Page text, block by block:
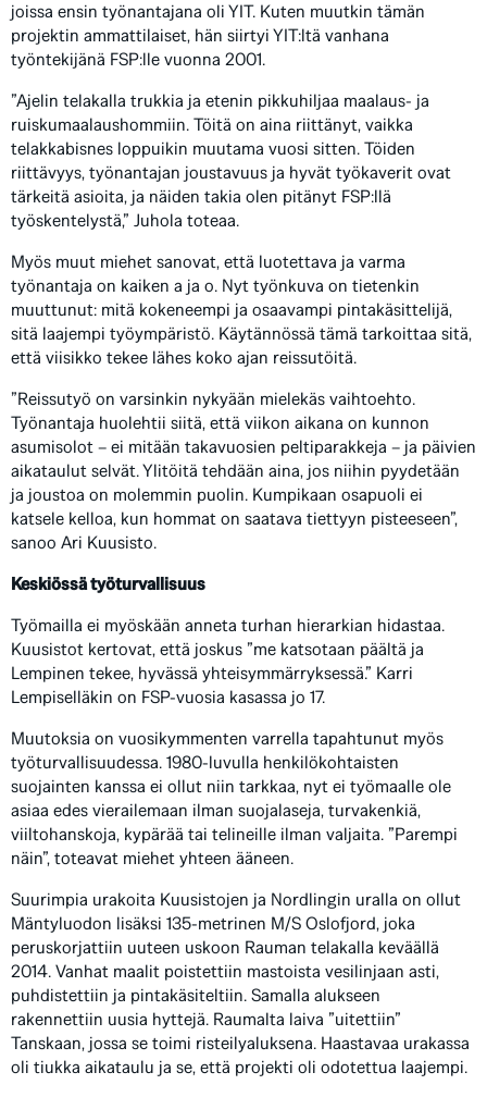
joissa ensin työnantajana oli YIT. Kuten muutkin tämän
projektin ammattilaiset, hän siirtyi YIT:ltä vanhana
työntekijänä FSP:lle vuonna 2001.
”Ajelin telakalla trukkia ja etenin pikkuhiljaa maalaus- ja
ruiskumaalaushommiin. Töitä on aina riittänyt, vaikka
telakkabisnes loppuikin muutama vuosi sitten. Töiden
riittävyys, työnantajan joustavuus ja hyvät työkaverit ovat
tärkeitä asioita, ja näiden takia olen pitänyt FSP:llä
työskentelystä,” Juhola toteaa.
Myös muut miehet sanovat, että luotettava ja varma
työnantaja on kaiken a ja o. Nyt työnkuva on tietenkin
muuttunut: mitä kokeneempi ja osaavampi pintakäsittelijä,
sitä laajempi työympäristö. Käytännössä tämä tarkoittaa sitä,
että viisikko tekee lähes koko ajan reissutöitä.
”Reissutyö on varsinkin nykyään mielekäs vaihtoehto.
Työnantaja huolehtii siitä, että viikon aikana on kunnon
asumisolot – ei mitään takavuosien peltiparakkeja – ja päivien
aikataulut selvät. Ylitöitä tehdään aina, jos niihin pyydetään
ja joustoa on molemmin puolin. Kumpikaan osapuoli ei
katsele kelloa, kun hommat on saatava tiettyyn pisteeseen”,
sanoo Ari Kuusisto.
Keskiössä työturvallisuus
Työmailla ei myöskään anneta turhan hierarkian hidastaa.
Kuusistot kertovat, että joskus ”me katsotaan päältä ja
Lempinen tekee, hyvässä yhteisymmärryksessä.” Karri
Lempiselläkin on FSP-vuosia kasassa jo 17.
Muutoksia on vuosikymmenten varrella tapahtunut myös
työturvallisuudessa. 1980-luvulla henkilökohtaisten
suojainten kanssa ei ollut niin tarkkaa, nyt ei työmaalle ole
asiaa edes vierailemaan ilman suojalaseja, turvakenkiä,
viiltohanskoja, kypärää tai telineille ilman valjaita. ”Parempi
näin”, toteavat miehet yhteen ääneen.
Suurimpia urakoita Kuusistojen ja Nordlingin uralla on ollut
Mäntyluodon lisäksi 135-metrinen M/S Oslofjord, joka
peruskorjattiin uuteen uskoon Rauman telakalla keväällä
2014. Vanhat maalit poistettiin mastoista vesilinjaan asti,
puhdistettiin ja pintakäsiteltiin. Samalla alukseen
rakennettiin uusia hyttejä. Raumalta laiva ”uitettiin”
Tanskaan, jossa se toimi risteilyaluksena. Haastavaa urakassa
oli tiukka aikataulu ja se, että projekti oli odotettua laajempi.